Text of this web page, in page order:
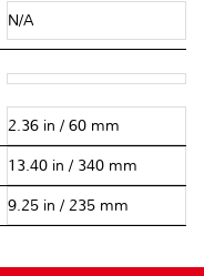
N/A
2.36 in / 60 mm
13.40 in / 340 mm
9.25 in / 235 mm